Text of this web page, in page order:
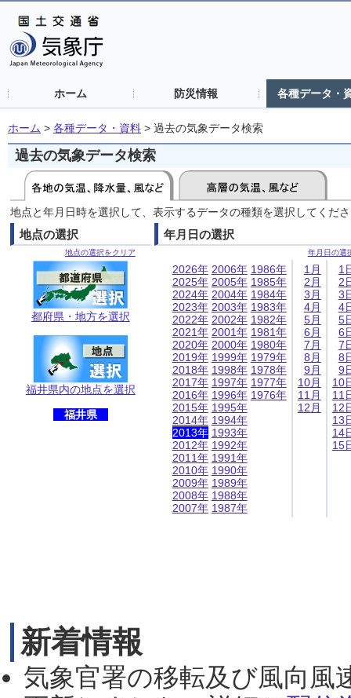
ホーム 防災情報 各種データ・
ホーム > 各種データ・資料 > 過去の気象データ検索
過去の気象データ検索
地点と年月日時を選択して、表示するデータの種類を選択してくだ
地点の選択
地点の選択をクリア
都府県・地方を選択
福井県内の地点を選択
福井県
年月日の選択
年月日の選
2026年
2025年
2024年
2023年
2022年
2021年
2020年
2019年
2018年
2017年
2016年
2015年
2014年
2013年
2012年
2011年
2010年
2009年
2008年
2007年
2006年
2005年
2004年
2003年
2002年
2001年
2000年
1999年
1998年
1997年
1996年
1995年
1994年
1993年
1992年
1991年
1990年
1989年
1988年
1987年
1986年
1985年
1984年
1983年
1982年
1981年
1980年
1979年
1978年
1977年
1976年
1月
2月
3月
4月
5月
6月
7月
8月
9月
10月
11月
12月
1
2
3
4
5
6
7
8
9
10
11
12
13
14
15
新着情報
気象官署の移転及び風向風